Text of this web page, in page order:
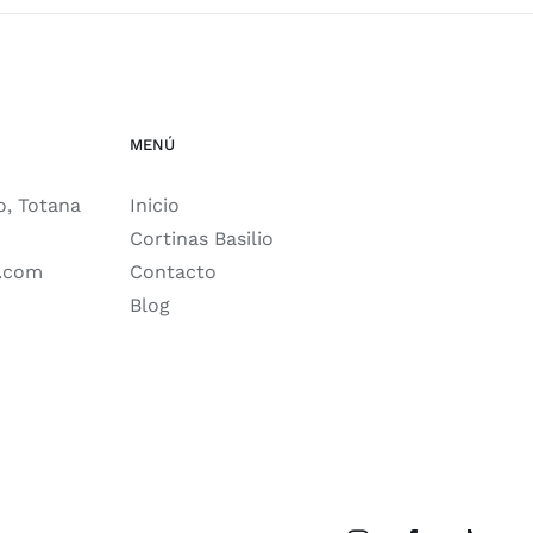
Totana
MENÚ
Inicio
Cortinas Basilio
Contacto
Blog